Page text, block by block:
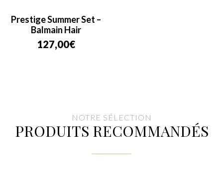
Prestige Summer Set –
Balmain Hair
127,00€
NOTRE SÉLECTION
PRODUITS RECOMMANDÉS